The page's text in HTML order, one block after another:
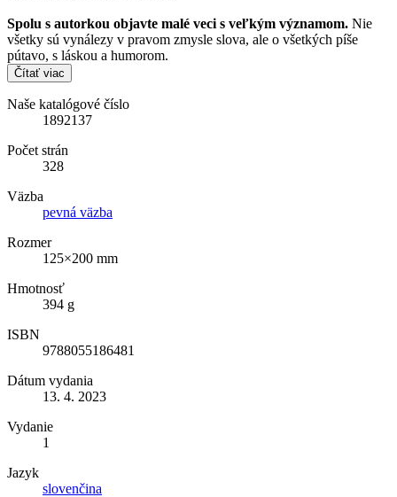
Spolu s autorkou objavte malé veci s veľkým významom. Nie
všetky sú vynálezy v pravom zmysle slova, ale o všetkých píše
pútavo, s láskou a humorom.
Čítať viac
Naše katalógové číslo
1892137
Počet strán
328
Väzba
pevná väzba
Rozmer
125×200 mm
Hmotnosť
394 g
ISBN
9788055186481
Dátum vydania
13. 4. 2023
Vydanie
1
Jazyk
slovenčina